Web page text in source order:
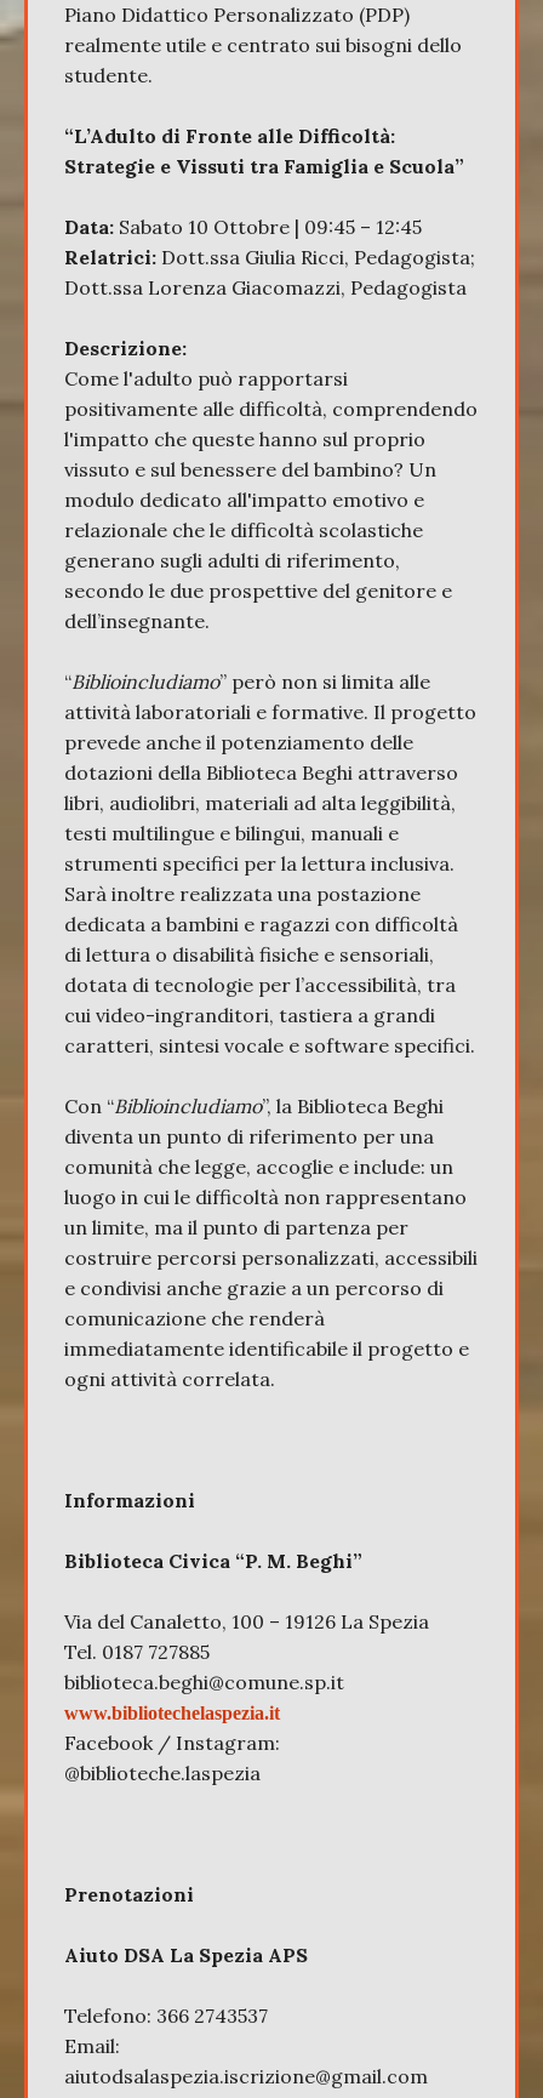
Piano Didattico Personalizzato (PDP)
realmente utile e centrato sui bisogni dello
studente.
“L’Adulto di Fronte alle Difficoltà:
Strategie e Vissuti tra Famiglia e Scuola”
Data: Sabato 10 Ottobre | 09:45 – 12:45
Relatrici: Dott.ssa Giulia Ricci, Pedagogista;
Dott.ssa Lorenza Giacomazzi, Pedagogista
Descrizione:
Come l'adulto può rapportarsi
positivamente alle difficoltà, comprendendo
l'impatto che queste hanno sul proprio
vissuto e sul benessere del bambino? Un
modulo dedicato all'impatto emotivo e
relazionale che le difficoltà scolastiche
generano sugli adulti di riferimento,
secondo le due prospettive del genitore e
dell’insegnante.
“Biblioincludiamo” però non si limita alle
attività laboratoriali e formative. Il progetto
prevede anche il potenziamento delle
dotazioni della Biblioteca Beghi attraverso
libri, audiolibri, materiali ad alta leggibilità,
testi multilingue e bilingui, manuali e
strumenti specifici per la lettura inclusiva.
Sarà inoltre realizzata una postazione
dedicata a bambini e ragazzi con difficoltà
di lettura o disabilità fisiche e sensoriali,
dotata di tecnologie per l’accessibilità, tra
cui video-ingranditori, tastiera a grandi
caratteri, sintesi vocale e software specifici.
Con “Biblioincludiamo”, la Biblioteca Beghi
diventa un punto di riferimento per una
comunità che legge, accoglie e include: un
luogo in cui le difficoltà non rappresentano
un limite, ma il punto di partenza per
costruire percorsi personalizzati, accessibili
e condivisi anche grazie a un percorso di
comunicazione che renderà
immediatamente identificabile il progetto e
ogni attività correlata.
Informazioni
Biblioteca Civica “P. M. Beghi”
Via del Canaletto, 100 – 19126 La Spezia
Tel. 0187 727885
biblioteca.beghi@comune.sp.it
www.bibliotechelaspezia.it
Facebook / Instagram:
@biblioteche.laspezia
Prenotazioni
Aiuto DSA La Spezia APS
Telefono: 366 2743537
Email:
aiutodsalaspezia.iscrizione@gmail.com